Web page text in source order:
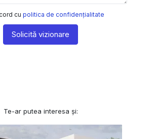
cu politica de confidențialitate
Solicită vizionare
Te-ar putea interesa și: